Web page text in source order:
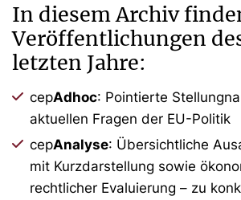
In diesem Archiv
Veröffentlichungen
letzten Jahre:
cepAdhoc: Pointierte
aktuellen Fragen der EU-Politik
cepAnalyse: Übersichtliche
mit Kurzdarstellung sowie
rechtlicher Evaluierung – zu